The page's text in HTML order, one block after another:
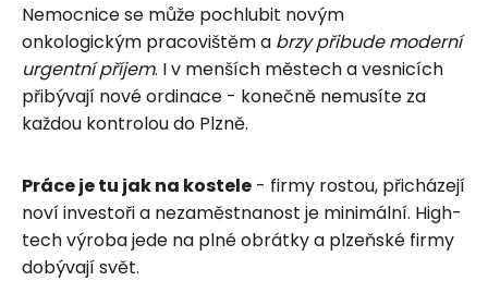
Nemocnice se může pochlubit novým
onkologickým pracovištěm a brzy přibude moderní
urgentní příjem. I v menších městech a vesnicích
přibývají nové ordinace - konečně nemusíte za
každou kontrolou do Plzně.
Práce je tu jak na kostele - firmy rostou, přicházejí
noví investoři a nezaměstnanost je minimální. High-
tech výroba jede na plné obrátky a plzeňské firmy
dobývají svět.